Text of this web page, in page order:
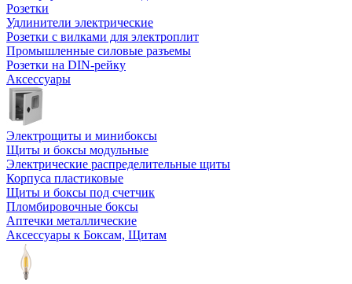
Розетки
Удлинители электрические
Розетки с вилками для электроплит
Промышленные силовые разъемы
Розетки на DIN-рейку
Аксессуары
Электрощиты и минибоксы
Щиты и боксы модульные
Электрические распределительные щиты
Корпуса пластиковые
Щиты и боксы под счетчик
Пломбировочные боксы
Аптечки металлические
Аксессуары к Боксам, Щитам